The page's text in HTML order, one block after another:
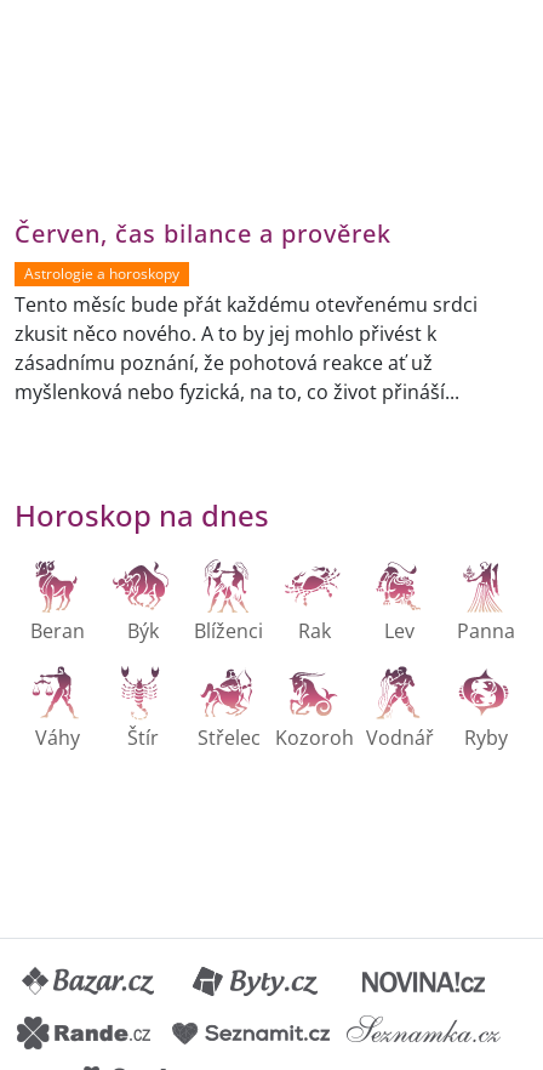
Tento měsíc bude přát každému otevřenému srdci
zkusit něco nového. A to by jej mohlo přivést k
zásadnímu poznání, že pohotová reakce ať už
myšlenková nebo fyzická, na to, co život přináší...